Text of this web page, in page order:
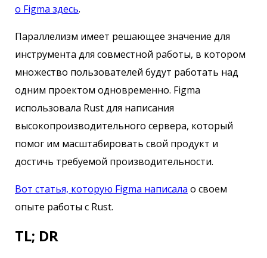
о Figma здесь.
Параллелизм имеет решающее значение для
инструмента для совместной работы, в котором
множество пользователей будут работать над
одним проектом одновременно. Figma
использовала Rust для написания
высокопроизводительного сервера, который
помог им масштабировать свой продукт и
достичь требуемой производительности.
Вот статья, которую Figma написала о своем
опыте работы с Rust.
TL; DR